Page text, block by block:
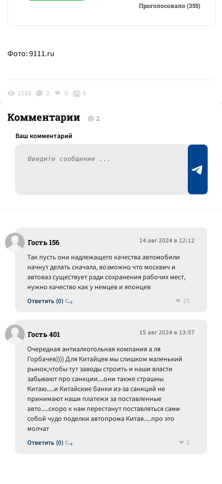
Проголосовало (355)
Фото:9111.ru
1518 2 0 0
Комментарии 2
Гость 156 14 авг 2024 в 12:12
Ответить (0)
Так пусть они надлежащего качества автомобили
начнут делать сначала, возможно что москвич и
автоваз существует ради сохранения рабочих мест,
нужно качество как у немцев и японцев
15
Гость 401 15 авг 2024 в 13:57
Ответить (0)
Очередная антиалкогольная компания а ля
Горбачев)))) Для Китайцев мы слишком маленький
рынок,чтобы тут заводы строить и наши власти
забывают про санкции....они также страшны
Китаю.....и Китайские банки из-за санкций не
принимают наши платежи за поставленные
авто.....скоро к нам перестанут поставляться сами
собой чудо поделки автопрома Китая.....про это
молчат
2